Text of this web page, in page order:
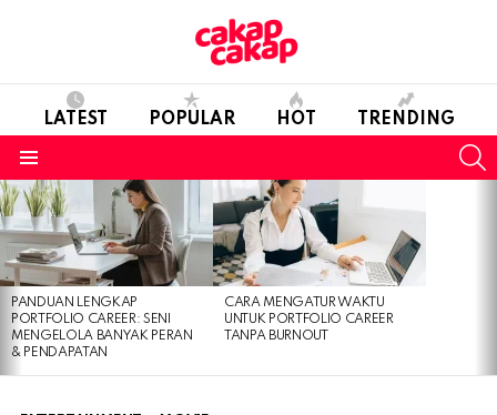
LATEST POPULAR HOT TRENDING
LATEST
STORIES
PANDUAN LENGKAP
PORTFOLIO CAREER: SENI
MENGELOLA BANYAK PERAN
& PENDAPATAN
CARA MENGATUR WAKTU
UNTUK PORTFOLIO CAREER
TANPA BURNOUT